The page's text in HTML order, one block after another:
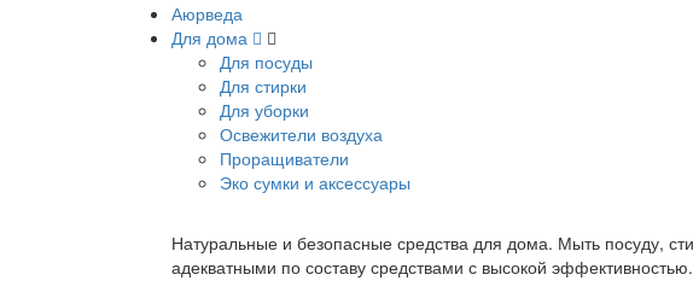
Аюрведа
Для дома
Для посуды
Для стирки
Для уборки
Освежители воздуха
Проращиватели
Эко сумки и аксессуары
Натуральные и безопасные средства для дома. Мыть посуду,
адекватными по составу средствами с высокой